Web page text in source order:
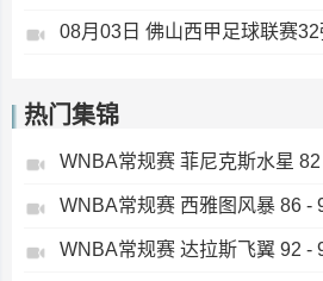
热门集锦